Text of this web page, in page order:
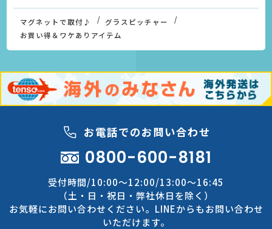
マグネットで取付♪
グラスピッチャー
お買い得＆ワケありアイテム
お電話でのお問い合わせ
0800-600-8181
受付時間/10:00～12:00/13:00～16:45
（土・日・祝日・弊社休日を除く）
お気軽にお問い合わせください。LINEからもお問い合わせ
いただけます。